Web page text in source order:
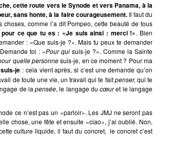
cette route vers le Synode et vers Panama, à la
sans honte, à la faire courageusement.Il faut du
comme l’a dit Pompeo, cette beauté de tous
pour ce que tu es : «Je suis ainsi : merci !». Bien
: «Que suis-je ?». Mais tu peux te demander
toi : «Pour qui suis-je ?». Comme la Sainte
quelle personnesuis-je, en ce moment ? Pour ma
je : cela vient après, si c’est une demande qu’on
de toute une vie, un travail qui te faitpenser, qui te
de lapensée, le langage ducœuret le langage
ce n’est pas un «parloir». Les JMJ ne seront pas
chose, une fête et ensuite «ciao», j’ai oublié. Non,
culture liquide, il faut du concret, le concret c’est